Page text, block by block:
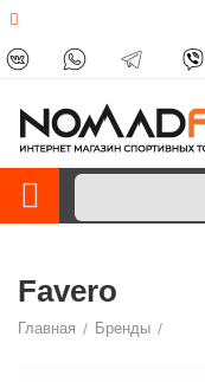
Favero
Главная / Бренды /